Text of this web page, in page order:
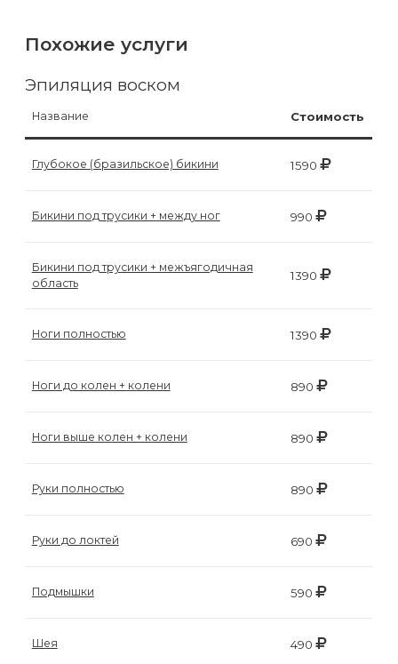
после
депиляции
воском
или
воска
Похожие услуги
Эпиляция воском
Название Стоимость
Глубокое (бразильское) бикини 1590
Бикини под трусики + между ног 990
Бикини под трусики + межъягодичная
область
1390
Ноги полностью 1390
Ноги до колен + колени 890
Ноги выше колен + колени 890
Руки полностью 890
Руки до локтей 690
Подмышки 590
Шея 490